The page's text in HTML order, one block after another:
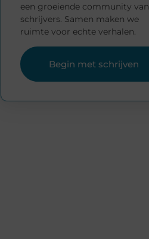
een groeiende community van
schrijvers. Samen maken we
ruimte voor echte verhalen.
Begin met schrijven